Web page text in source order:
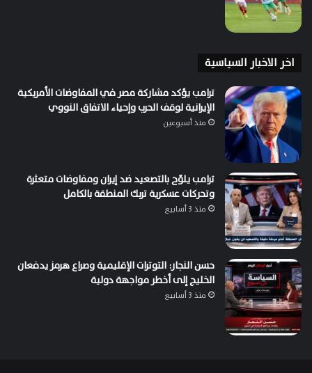
اخر الاخبار السياسية
ترامب يؤكد مشاركة مصر في المفاوضات الأمريكية
الإيرانية لوقف الحرب وإحياء الاتفاق النووي
منذ أسبوعين
ترامب يلوّح بالتصعيد ضد إيران ومفاوضات متعثرة
وتحركات عسكرية تربك المنطقة بالكامل
منذ 3 أسابيع
حسن النجار: التوترات الإقليمية وصراع هرمز يدفعان
الخليج إلى أخطر مواجهة دولية
منذ 3 أسابيع